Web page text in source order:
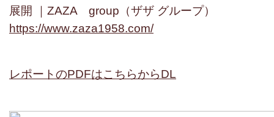
展開 ｜ZAZA group（ザザ グループ）
https://www.zaza1958.com/
レポートのPDFはこちらからDL